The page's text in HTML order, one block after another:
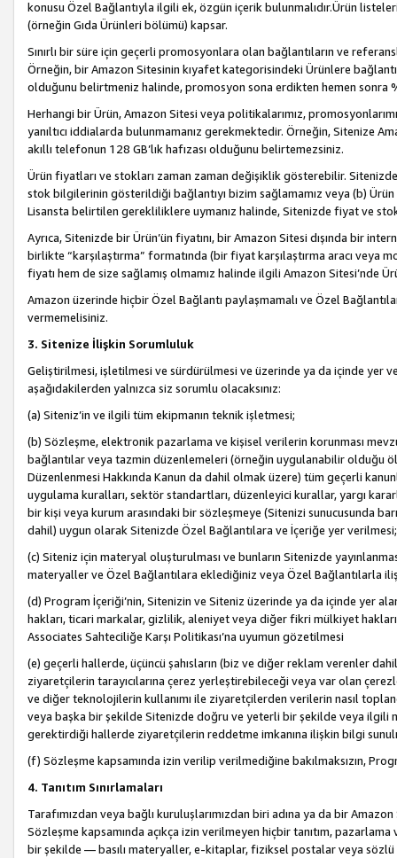
konusu Özel Bağlantıyla ilgili ek, özgün içerik bulunmalıdır.Ürün
(örneğin Gıda Ürünleri bölümü) kapsar.
Sınırlı bir süre için geçerli promosyonlara olan bağlantıların ve
Örneğin, bir Amazon Sitesinin kıyafet kategorisindeki Ürünlere
olduğunu belirtmeniz halinde, promosyon sona erdikten hemen sonra
Herhangi bir Ürün, Amazon Sitesi veya politikalarımız,
yanıltıcı iddialarda bulunmamanız gerekmektedir. Örneğin, Sitenize
akıllı telefonun 128 GB’lık hafızası olduğunu belirtemezsiniz.
Ürün fiyatları ve stokları zaman zaman değişiklik gösterebilir.
stok bilgilerinin gösterildiği bağlantıyı bizim sağlamamız veya (b)
Lisansta belirtilen gerekliliklere uymanız halinde, Sitenizde fiyat ve
Ayrıca, Sitenizde bir Ürün’ün fiyatını, bir Amazon Sitesi dışında bir
birlikte “karşılaştırma” formatında (bir fiyat karşılaştırma aracı veya
fiyatı hem de size sağlamış olmamız halinde ilgili Amazon Sitesi’nde
Amazon üzerinde hiçbir Özel Bağlantı paylaşmamalı ve Özel
vermemelisiniz.
3. Sitenize İlişkin Sorumluluk
Geliştirilmesi, işletilmesi ve sürdürülmesi ve üzerinde ya da içinde yer
aşağıdakilerden yalnızca siz sorumlu olacaksınız:
(a) Siteniz’in ve ilgili tüm ekipmanın teknik işletmesi;
(b) Sözleşme, elektronik pazarlama ve kişisel verilerin korunması
bağlantılar veya tazmin düzenlemeleri (örneğin uygulanabilir olduğu
Düzenlenmesi Hakkında Kanun da dahil olmak üzere) tüm geçerli
uygulama kuralları, sektör standartları, düzenleyici kurallar, yargı
bir kişi veya kurum arasındaki bir sözleşmeye (Sitenizi sunucusunda
dahil) uygun olarak Sitenizde Özel Bağlantılara ve İçeriğe yer verilmesi;
(c) Siteniz için materyal oluşturulması ve bunların Sitenizde
materyaller ve Özel Bağlantılara eklediğiniz veya Özel Bağlantılarla
(d) Program İçeriği’nin, Sitenizin ve Siteniz üzerinde ya da içinde yer
hakları, ticari markalar, gizlilik, aleniyet veya diğer fikri mülkiyet
Associates Sahteciliğe Karşı Politikası’na uyumun gözetilmesi
(e) geçerli hallerde, üçüncü şahısların (biz ve diğer reklam verenler
ziyaretçilerin tarayıcılarına çerez yerleştirebileceği veya var olan
ve diğer teknolojilerin kullanımı ile ziyaretçilerden verilerin nasıl
veya başka bir şekilde Sitenizde doğru ve yeterli bir şekilde veya ilgili
gerektirdiği hallerde ziyaretçilerin reddetme imkanına ilişkin bilgi
(f) Sözleşme kapsamında izin verilip verilmediğine bakılmaksızın,
4. Tanıtım Sınırlamaları
Tarafımızdan veya bağlı kuruluşlarımızdan biri adına ya da bir
Sözleşme kapsamında açıkça izin verilmeyen hiçbir tanıtım,
bir şekilde — basılı materyaller, e-kitaplar, fiziksel postalar veya sözlü